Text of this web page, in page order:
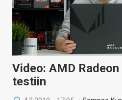
Video: AMD
testiin